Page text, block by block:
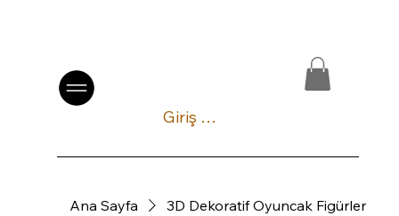
Giriş Yap
Ana Sayfa 3D Dekoratif Oyuncak Figürler